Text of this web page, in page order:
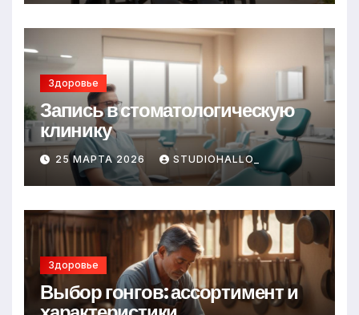
Здоровье
Запись в стоматологическую
клинику
25 МАРТА 2026 STUDIOHALLO_
Здоровье
Выбор гонгов: ассортимент и